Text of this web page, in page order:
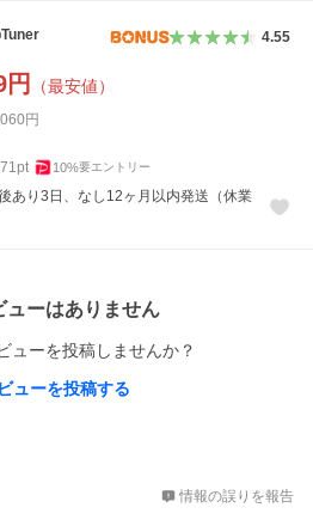
4.55
円 （最安値）
円
pt 10%要エントリー
あり3日、なし12ヶ月以内発送（休業
ューはありません
ューを投稿しませんか？
ューを投稿する
情報の誤りを報告